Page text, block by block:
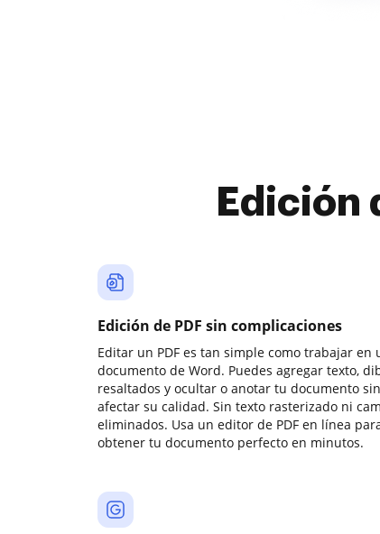
Edición
Edición de PDF sin complicaciones
Editar un PDF es tan simple como trabajar en
documento de Word. Puedes agregar texto,
resaltados y ocultar o anotar tu documento sin
afectar su calidad. Sin texto rasterizado ni
eliminados. Usa un editor de PDF en línea
obtener tu documento perfecto en minutos.